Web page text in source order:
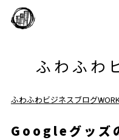
ふわふわ
ふわふわビジネスブログ
Googleグッズ